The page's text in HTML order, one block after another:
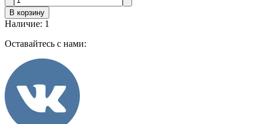
В корзину
Наличие: 1
Оставайтесь с нами: